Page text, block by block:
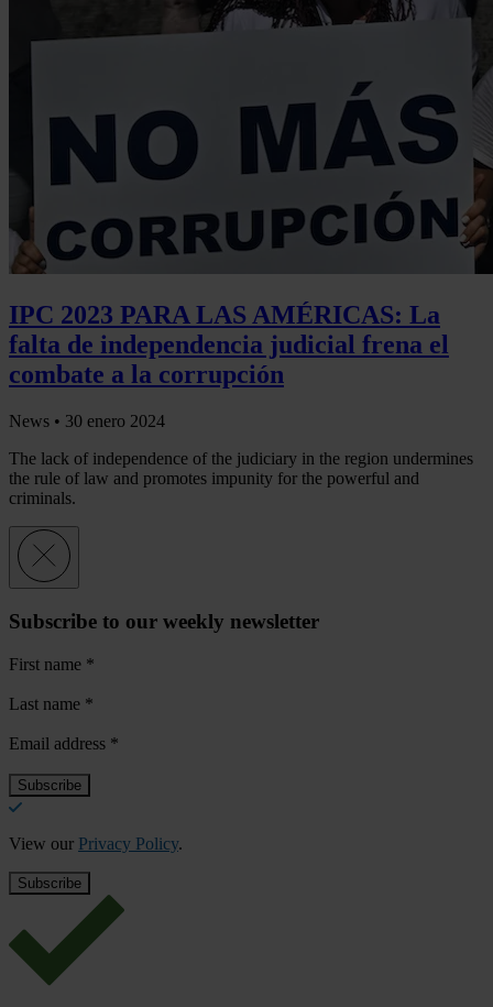
IPC 2023 PARA LAS AMÉRICAS: La
falta de independencia judicial frena el
combate a la corrupción
News • 30 enero 2024
The lack of independence of the judiciary in the region undermines
the rule of law and promotes impunity for the powerful and
criminals.
Subscribe to our weekly newsletter
First name *
Last name *
Email address *
View our Privacy Policy.